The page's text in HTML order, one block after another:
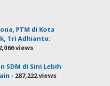
PTM di Kota
Tri Adhianto:
views
SDM di Sini Lebih
- 287,222 views